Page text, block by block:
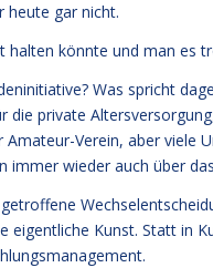
heute gar nicht.
halten könnte und man es
Was spricht
private
Verein, aber viele
wieder auch über
Kunst. Statt in